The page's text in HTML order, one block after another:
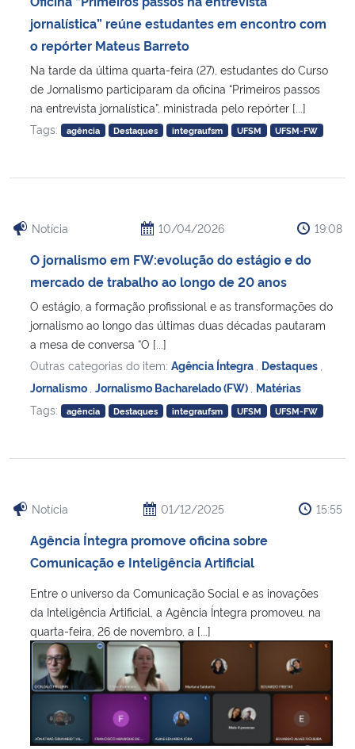
Ministério da Saúde
Ministério de Minas e Energia
Ministério da Ciência, Tecnologia, Inovações e Comunicações
Ministério do Meio Ambiente
Ministério do Turismo
Ministério do Desenvolvimento Regional
Controladoria-Geral da União
Ministério da Mulher, da Família e dos Direitos Humanos
Secretaria-Geral
Advocacia-Geral da União
Banco Central do Brasil
Planalto
jornalística” reúne estudantes em encontro com
o repórter Mateus Barreto
Na tarde da última quarta-feira (27), estudantes do Curso
de Jornalismo participaram da oficina “Primeiros passos
na entrevista jornalística”, ministrada pelo repórter [...]
Tags:
agência Destaques integraufsm UFSM UFSM-FW
Notícia 10/04/2026 19:08
O jornalismo em FW:evolução do estágio e do
mercado de trabalho ao longo de 20 anos
O estágio, a formação profissional e as transformações do
jornalismo ao longo das últimas duas décadas pautaram
a mesa de conversa “O [...]
Outras categorias do item: Agência Íntegra Destaques
Jornalismo
Jornalismo Bacharelado (FW) Matérias
Tags:
agência Destaques integraufsm UFSM UFSM-FW
Notícia 01/12/2025 15:55
Agência Íntegra promove oficina sobre
Comunicação e Inteligência Artificial
Entre o universo da Comunicação Social e as inovações
da Inteligência Artificial, a Agência Íntegra promoveu, na
quarta-feira, 26 de novembro, a [...]